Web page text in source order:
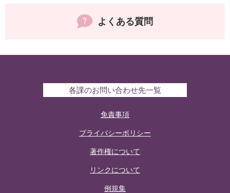
よくある質問
各課のお問い合わせ先一覧
免責事項
プライバシーポリシー
著作権について
リンクについて
例規集